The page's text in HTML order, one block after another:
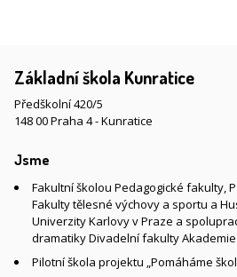
Základní škola Kunratice
Předškolní 420/5
148 00 Praha 4 - Kunratice
Jsme
Fakultní školou Pedagogické fakulty,
Fakulty tělesné výchovy a sportu a
Univerzity Karlovy v Praze a
dramatiky Divadelní fakulty
Pilotní škola projektu „Pomáháme